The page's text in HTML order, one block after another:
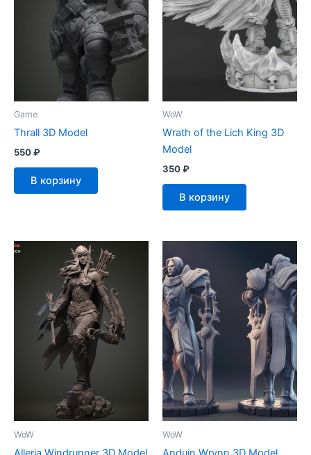
Game
Thrall 3D Model
550₽
В корзину
WoW
Wrath of the Lich King 3D
Model
350₽
В корзину
WoW WoW